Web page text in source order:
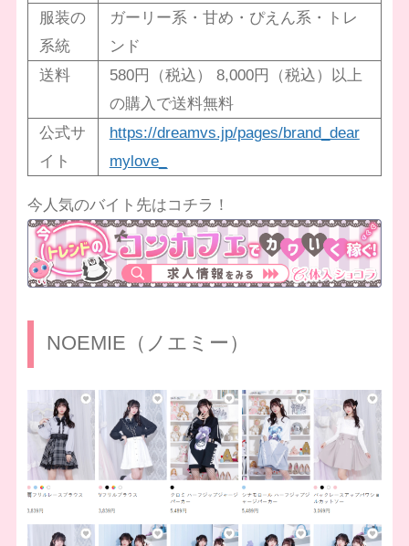
服装の
系統
ガーリー系・甘め・ぴえん系・トレ
ンド
送料
580円（税込） 8,000円（税込）以上
の購入で送料無料
公式サ
イト
https://dreamvs.jp/pages/brand_dear
mylove_
今人気のバイト先はコチラ！
NOEMIE（ノエミー）